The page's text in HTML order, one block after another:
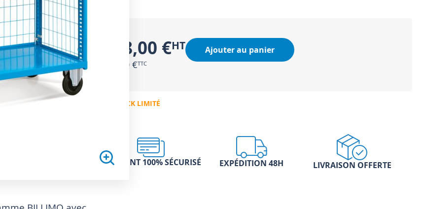
508,00 €
609,60 €
Ajouter au panier
EN STOCK LIMITÉ
PAIEMENT 100% SÉCURISÉ EXPÉDITION 48H LIVRAISON OFFERTE